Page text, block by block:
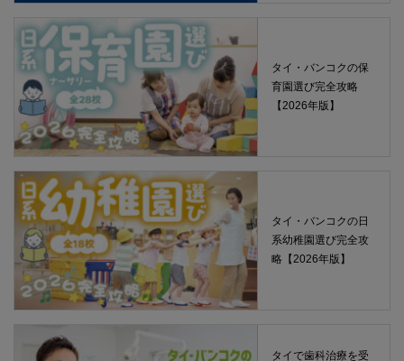
タイ・バンコクの保
育園選び完全攻略
【2026年版】
タイ・バンコクの日
系幼稚園選び完全攻
略【2026年版】
タイで歯科治療を受